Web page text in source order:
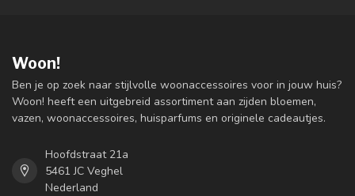
Woon!
Ben je op zoek naar stijlvolle woonaccessoires voor in jouw huis?
Woon! heeft een uitgebreid assortiment aan zijden bloemen,
vazen, woonaccessoires, huisparfums en originele cadeautjes.
Hoofdstraat 21a
5461 JC Veghel
Nederland